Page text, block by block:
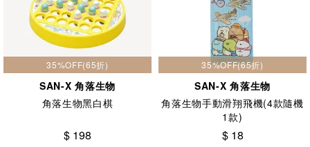
35%OFF(65折)
SAN-X 角落生物
角落生物黑白棋
$ 198
35%OFF(65折)
SAN-X 角落生物
角落生物手動滑翔飛機(4款隨機
1款)
$ 18